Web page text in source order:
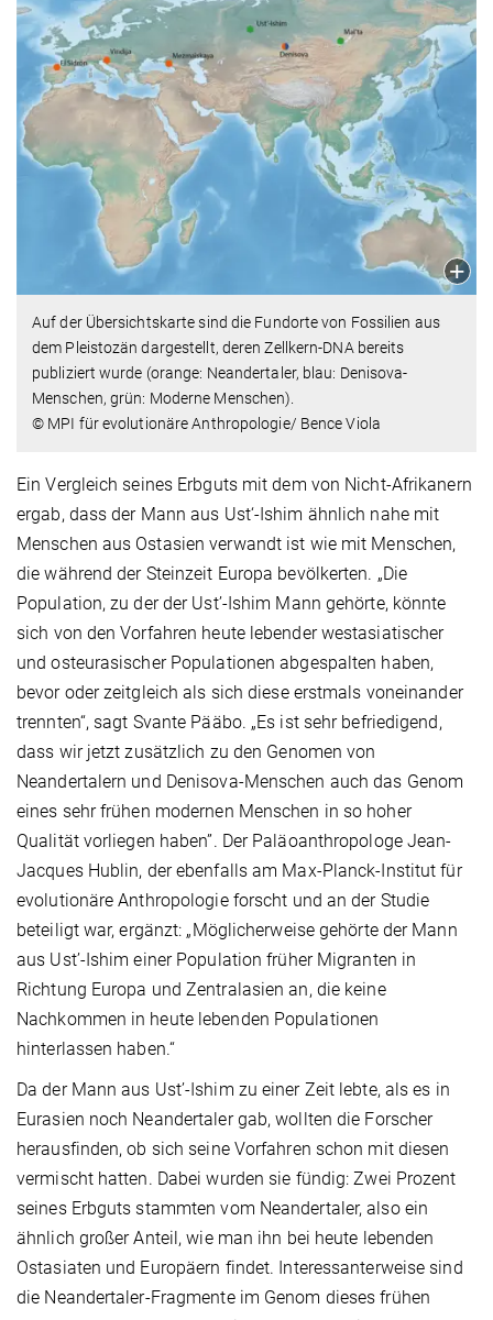
Auf der Übersichtskarte sind die Fundorte von Fossilien aus
dem Pleistozän dargestellt, deren Zellkern-DNA bereits
publiziert wurde (orange: Neandertaler, blau: Denisova-
Menschen, grün: Moderne Menschen).
© MPI für evolutionäre Anthropologie/ Bence Viola
Ein Vergleich seines Erbguts mit dem von Nicht-Afrikanern
ergab, dass der Mann aus Ust‘-Ishim ähnlich nahe mit
Menschen aus Ostasien verwandt ist wie mit Menschen,
die während der Steinzeit Europa bevölkerten. „Die
Population, zu der der Ust’-Ishim Mann gehörte, könnte
sich von den Vorfahren heute lebender westasiatischer
und osteurasischer Populationen abgespalten haben,
bevor oder zeitgleich als sich diese erstmals voneinander
trennten“, sagt Svante Pääbo. „Es ist sehr befriedigend,
dass wir jetzt zusätzlich zu den Genomen von
Neandertalern und Denisova-Menschen auch das Genom
eines sehr frühen modernen Menschen in so hoher
Qualität vorliegen haben”. Der Paläoanthropologe Jean-
Jacques Hublin, der ebenfalls am Max-Planck-Institut für
evolutionäre Anthropologie forscht und an der Studie
beteiligt war, ergänzt: „Möglicherweise gehörte der Mann
aus Ust’-Ishim einer Population früher Migranten in
Richtung Europa und Zentralasien an, die keine
Nachkommen in heute lebenden Populationen
hinterlassen haben.“
Da der Mann aus Ust’-Ishim zu einer Zeit lebte, als es in
Eurasien noch Neandertaler gab, wollten die Forscher
herausfinden, ob sich seine Vorfahren schon mit diesen
vermischt hatten. Dabei wurden sie fündig: Zwei Prozent
seines Erbguts stammten vom Neandertaler, also ein
ähnlich großer Anteil, wie man ihn bei heute lebenden
Ostasiaten und Europäern findet. Interessanterweise sind
die Neandertaler-Fragmente im Genom dieses frühen